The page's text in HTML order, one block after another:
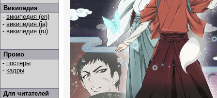
Википедия
- википедия (en)
- википедия (ja)
- википедия (ru)
Промо
- постеры
- кадры
Для читателей